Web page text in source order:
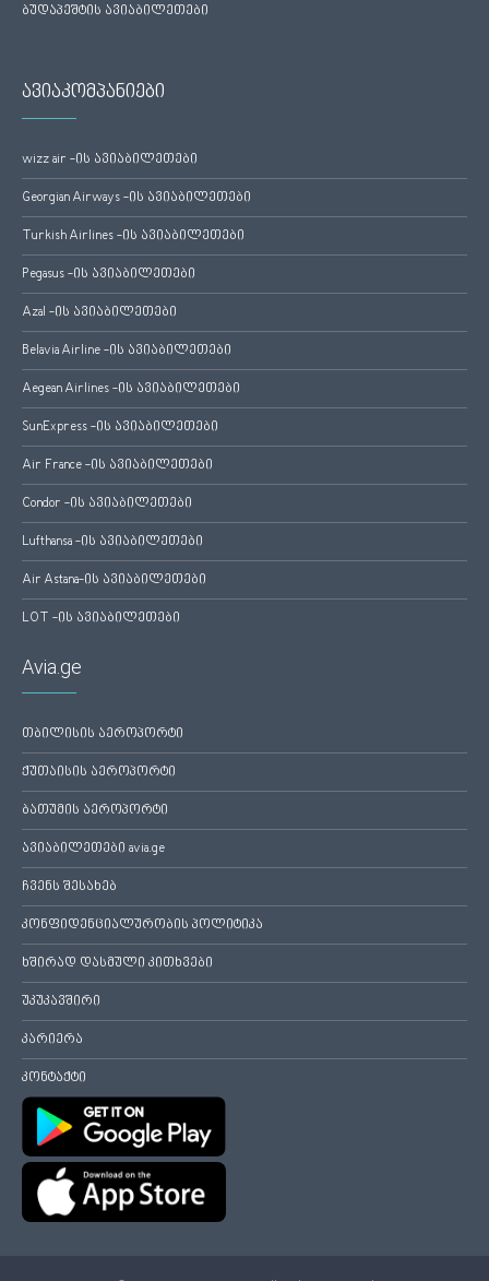
ბუდაპეშტის ავიაბილეთები
ავიაკომპანიები
wizz air -ის ავიაბილეთები
Georgian Airways -ის ავიაბილეთები
Turkish Airlines -ის ავიაბილეთები
Pegasus -ის ავიაბილეთები
Azal -ის ავიაბილეთები
Belavia Airline -ის ავიაბილეთები
Aegean Airlines -ის ავიაბილეთები
SunExpress -ის ავიაბილეთები
Air France -ის ავიაბილეთები
Condor -ის ავიაბილეთები
Lufthansa -ის ავიაბილეთები
Air Astana-ის ავიაბილეთები
LOT -ის ავიაბილეთები
Avia.ge
თბილისის აეროპორტი
ქუთაისის აეროპორტი
ბათუმის აეროპორტი
ავიაბილეთები avia.ge
ჩვენს შესახებ
კონფიდენციალურობის პოლიტიკა
ხშირად დასმული კითხვები
უკუკავშირი
კარიერა
კონტაქტი